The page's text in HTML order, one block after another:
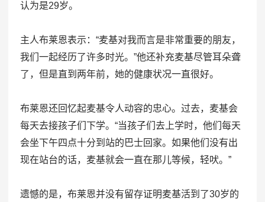
认为是29岁。
主人布莱恩表示：“麦基对我而言是非常重要的朋友，
我们一起经历了许多时光。”他还补充麦基尽管耳朵聋
了，但是直到两年前，她的健康状况一直很好。
布莱恩还回忆起麦基令人动容的忠心。过去，麦基会
每天去接孩子们下学。“当孩子们去上学时，他们每天
会坐下午四点十分到站的巴士回家。如果他们没有出
现在站台的话，麦基就会一直在那儿等候，轻吠。”
遗憾的是，布莱恩并没有留存证明麦基活到了30岁的